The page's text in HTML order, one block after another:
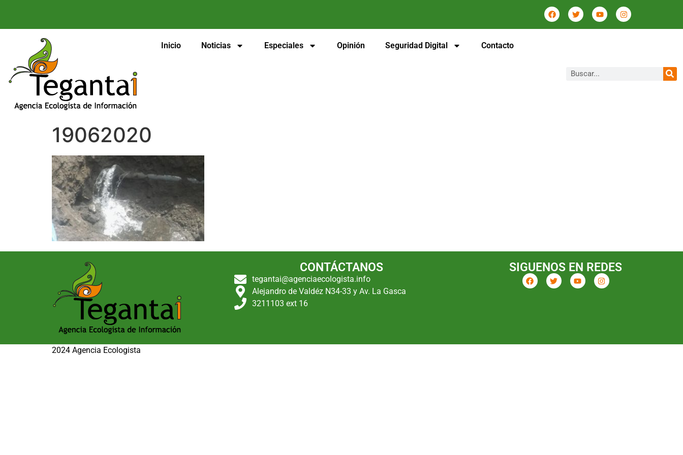
Inicio Noticias Especiales Opinión Seguridad Digital Contacto
19062020
CONTÁCTANOS
tegantai@agenciaecologista.info
Alejandro de Valdéz N34-33 y Av. La Gasca
3211103 ext 16
SIGUENOS EN REDES
2024 Agencia Ecologista